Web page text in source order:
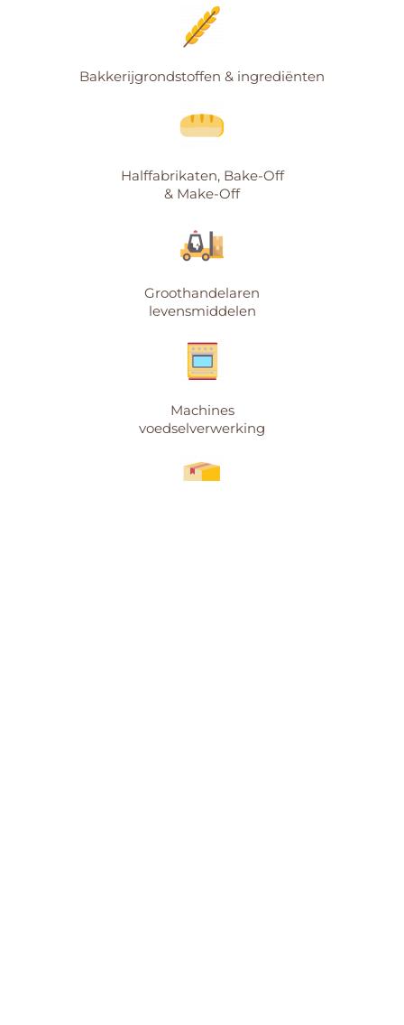
Bakkerijgrondstoffen & ingrediënten
Halffabrikaten, Bake-Off
& Make-Off
Groothandelaren
levensmiddelen
Machines
voedselverwerking